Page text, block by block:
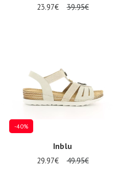
23.97€ 39.95€
-40%
Inblu
29.97€ 49.95€